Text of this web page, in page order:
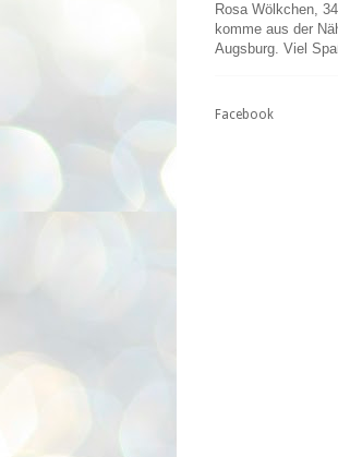
Rosa Wölkchen,
komme aus der
Augsburg. Viel
Facebook